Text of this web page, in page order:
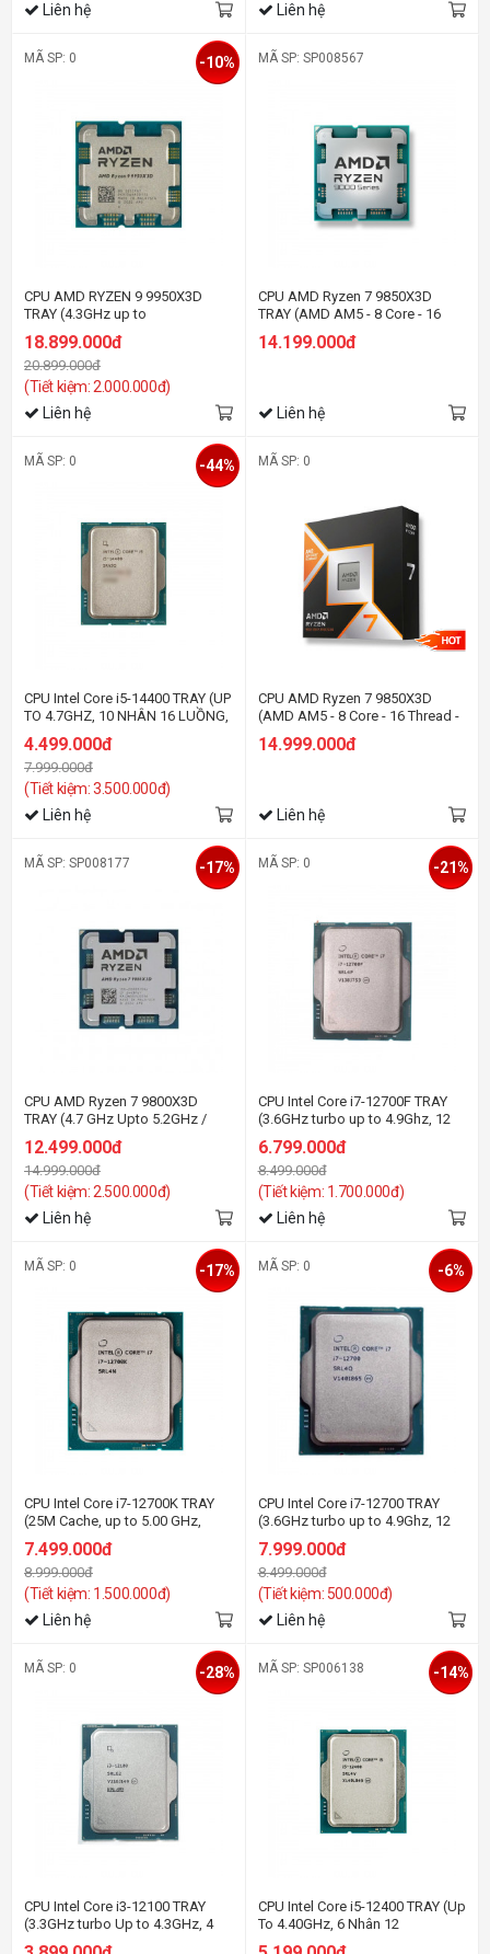
Liên hệ Liên hệ
MÃ SP: 0
CPU AMD RYZEN 9 9950X3D
TRAY (4.3GHz up to
threads/Socket AM5)
18.899.000đ
20.899.000đ
(Tiết kiệm: 2.000.000đ)
-10%
Liên hệ
MÃ SP: SP008567
CPU AMD Ryzen 7 9850X3D
TRAY (AMD AM5 - 8 Core - 16
5.6Ghz - Cache 104MB)
14.199.000đ
Liên hệ
MÃ SP: 0
CPU Intel Core i5-14400 TRAY (UP
TO 4.7GHZ, 10 NHÂN 16 LUỒNG,
20MB CACHE, 65W) - SOCKET
INTEL LGA 1700/RAPTOR LAKE
4.499.000đ
7.999.000đ
(Tiết kiệm: 3.500.000đ)
-44%
Liên hệ
MÃ SP: 0
CPU AMD Ryzen 7 9850X3D
(AMD AM5 - 8 Core - 16 Thread -
Base 4.7Ghz - Turbo 5.6Ghz -
Cache 104MB)
14.999.000đ
Liên hệ
MÃ SP: SP008177
CPU AMD Ryzen 7 9800X3D
TRAY (4.7 GHz Upto 5.2GHz /
105W / Socket AM5)
12.499.000đ
14.999.000đ
(Tiết kiệm: 2.500.000đ)
-17%
Liên hệ
MÃ SP: 0
CPU Intel Core i7-12700F TRAY
(3.6GHz turbo up to 4.9Ghz, 12
65W) - Socket Intel LGA 1700)
6.799.000đ
8.499.000đ
(Tiết kiệm: 1.700.000đ)
-21%
Liên hệ
MÃ SP: 0
CPU Intel Core i7-12700K TRAY
(25M Cache, up to 5.00 GHz,
12C20T, Socket 1700)
7.499.000đ
8.999.000đ
(Tiết kiệm: 1.500.000đ)
-17%
Liên hệ
MÃ SP: 0
CPU Intel Core i7-12700 TRAY
(3.6GHz turbo up to 4.9Ghz, 12
nhân 20 luồng, 25MB Cache,
65W) - Socket Intel LGA 1700)
7.999.000đ
8.499.000đ
(Tiết kiệm: 500.000đ)
-6%
Liên hệ
MÃ SP: 0
CPU Intel Core i3-12100 TRAY
(3.3GHz turbo Up to 4.3GHz, 4
-28% MÃ SP: SP006138
CPU Intel Core i5-12400 TRAY (Up
To 4.40GHz, 6 Nhân 12
-14%